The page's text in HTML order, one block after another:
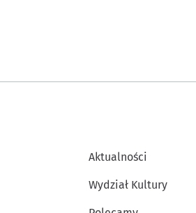
Aktualności
Wydział Kultury